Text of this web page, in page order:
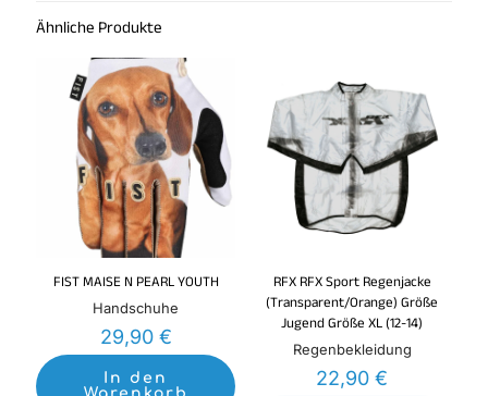
Ähnliche Produkte
FIST MAISE N PEARL YOUTH
Handschuhe
29,90 €
In den
RFX RFX Sport Regenjacke
(Transparent/Orange) Größe
Jugend Größe XL (12-14)
Regenbekleidung
22,90€